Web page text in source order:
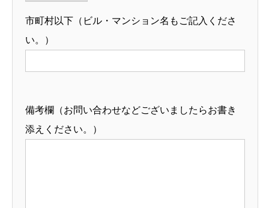
市町村以下（ビル・マンション名もご記入くださ
い。）
備考欄（お問い合わせなどございましたらお書き
添えください。）